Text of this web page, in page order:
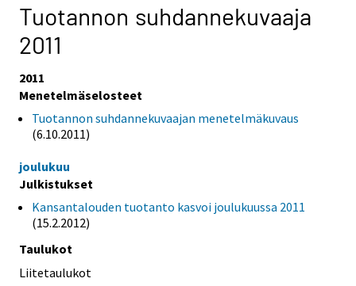
Tuotannon suhdannekuvaaja
2011
2011
Menetelmäselosteet
Tuotannon suhdannekuvaajan menetelmäkuvaus
(6.10.2011)
joulukuu
Julkistukset
Kansantalouden tuotanto kasvoi joulukuussa 2011
(15.2.2012)
Taulukot
Liitetaulukot